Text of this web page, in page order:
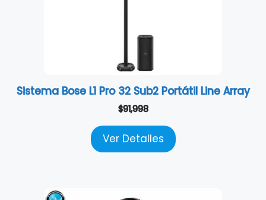
Sistema Bose L1 Pro 32 Sub2 Portátil Line Array
$91,998
Ver Detalles